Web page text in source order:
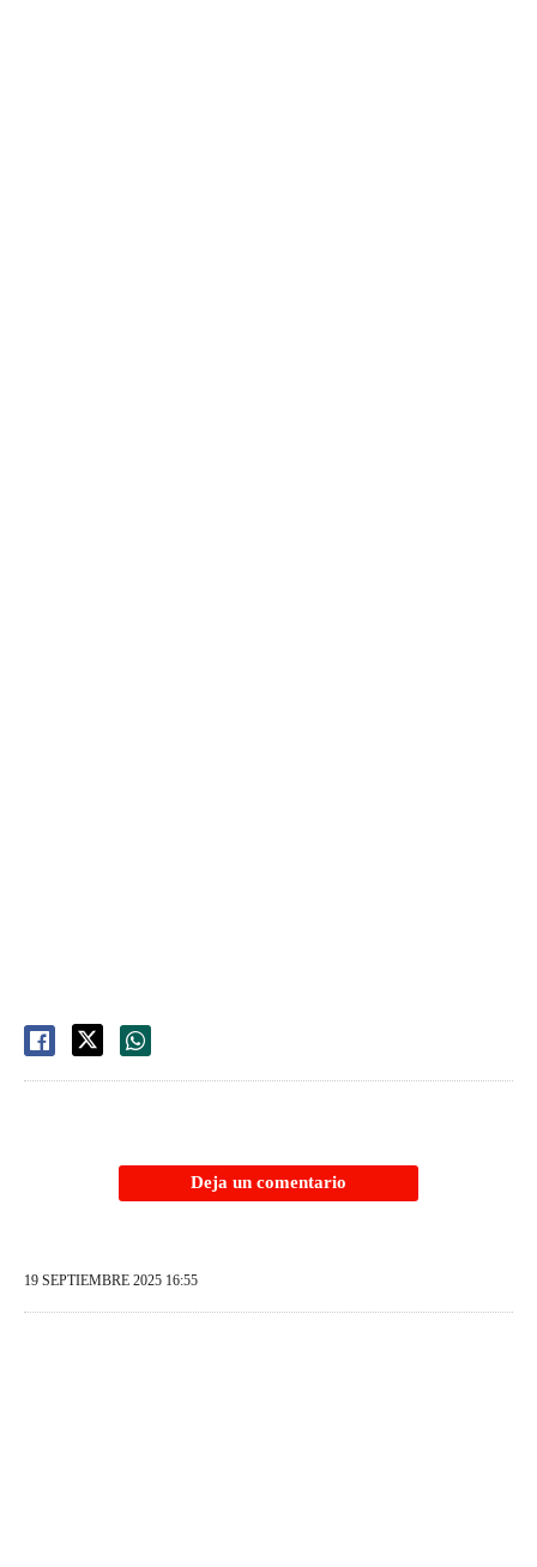
Deja un comentario
19 SEPTIEMBRE 2025 16:55